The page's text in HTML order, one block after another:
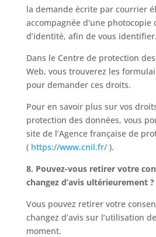
la demande écrite par courrier
accompagnée d’une photocopie
d’identité, afin de vous identifier.
Dans le Centre de protection
Web, vous trouverez les
pour demander ces droits.
Pour en savoir plus sur vos
protection des données, vous
site de l’Agence française de
( https://www.cnil.fr/).
8. Pouvez-vous retirer votre
changez d’avis ultérieurement ?
Vous pouvez retirer votre
changez d’avis sur l’utilisation
moment.